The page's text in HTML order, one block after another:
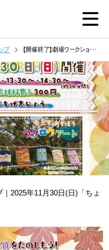
プ 【開催終了】劇場ワークショップ｜2025年11月30日(日)「ちょっと夢工房」
2025年11月30日(日)「ちょ